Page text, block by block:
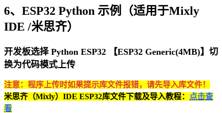
6、ESP32 Python 示例（适用于Mixly
IDE /米思齐）
开发板选择 Python ESP32 【ESP32 Generic(4MB)】切
换为代码模式上传
注意：程序上传时如果提示库文件报错，请先导入库文件！
米思齐（Mixly）IDE ESP32库文件下载及导入教程：
点击查
看